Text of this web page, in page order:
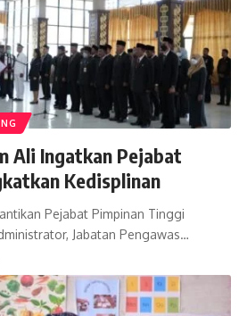
Ali Ingatkan Pejabat
Kedisplinan
Pejabat Pimpinan Tinggi
Jabatan Pengawas…